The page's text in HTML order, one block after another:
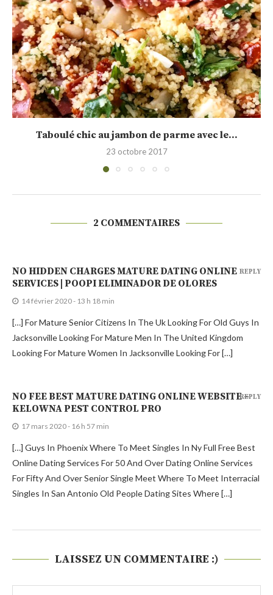
Salade d’endives et surimi coeur frais crème au...
7 mai 2013
2 COMMENTAIRES
NO HIDDEN CHARGES MATURE DATING ONLINE
SERVICES | POOPI ELIMINADOR DE OLORES
14 février 2020 - 13 h 18 min
[…] For Mature Senior Citizens In The Uk Looking For Old Guys In
Jacksonville Looking For Mature Men In The United Kingdom
Looking For Mature Women In Jacksonville Looking For […]
REPLY
NO FEE BEST MATURE DATING ONLINE WEBSITE –
KELOWNA PEST CONTROL PRO
17 mars 2020 - 16 h 57 min
[…] Guys In Phoenix Where To Meet Singles In Ny Full Free Best
Online Dating Services For 50 And Over Dating Online Services
For Fifty And Over Senior Single Meet Where To Meet Interracial
Singles In San Antonio Old People Dating Sites Where […]
REPLY
LAISSEZ UN COMMENTAIRE :)